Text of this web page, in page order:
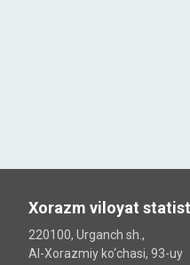
Xorazm viloyat
220100, Urganch sh.,
Al-Xorazmiy ko‘chаsi, 93-uy